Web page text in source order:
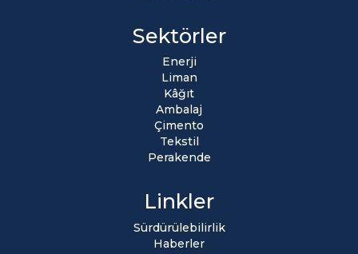
Sektörler
Enerji
Liman
Kâğıt
Ambalaj
Çimento
Tekstil
Perakende
Linkler
Sürdürülebilirlik
Haberler